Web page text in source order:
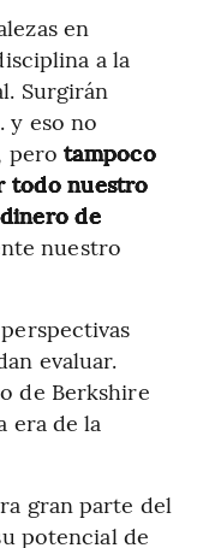
en
a la
Surgirán
y eso no
pero tampoco
todo nuestro
de
nuestro
evaluar.
de Berkshire
era de la
gran parte del
potencial de